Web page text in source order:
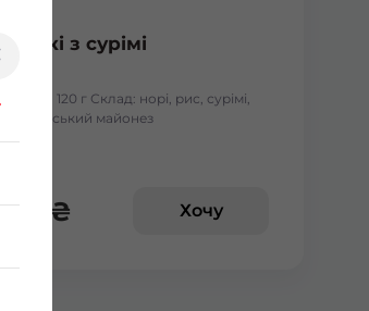
Макі з сурімі
Вага: 120 г Склад: норі, рис, сурімі,
японський майонез
65 ₴ Хочу